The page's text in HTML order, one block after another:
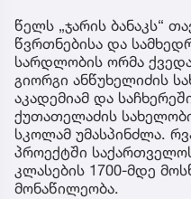
წელს „ჯარის ბანაკს“
წვრთნებისა და
სარდლობის ორმა
გიორგი ანწუხელიძის
აკადემიამ და
ქუთათელაძის
სკოლამ უმასპინძლა.
პროექტში
კლასების 1700-მდე
მონაწილეობა.